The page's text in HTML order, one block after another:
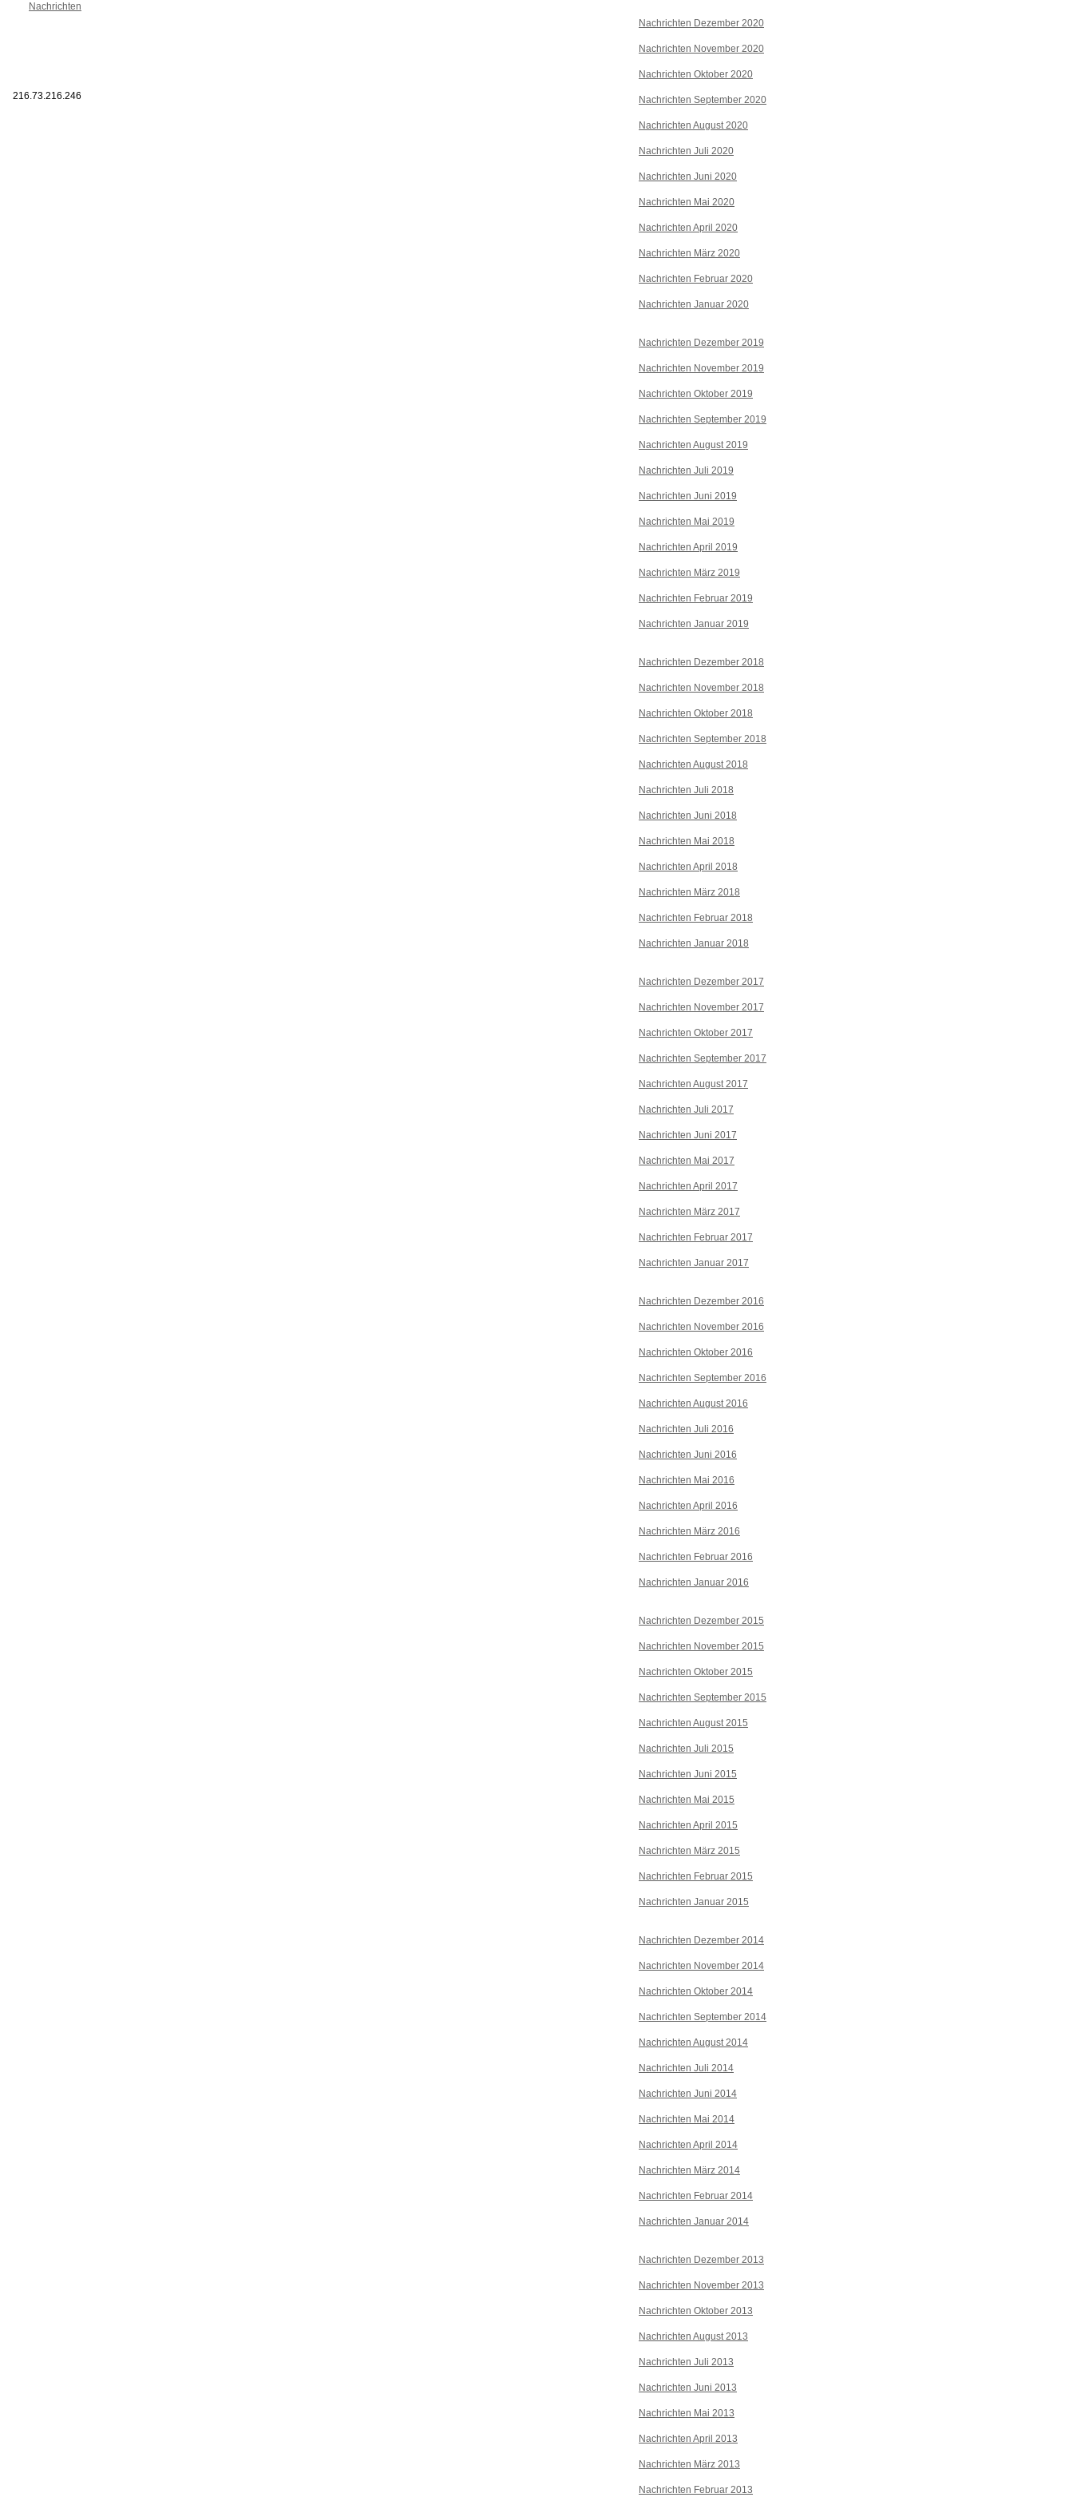
Nachrichten Dezember 2020
Nachrichten November 2020
Nachrichten Oktober 2020
Nachrichten September 2020
Nachrichten August 2020
Nachrichten Juli 2020
Nachrichten Juni 2020
Nachrichten Mai 2020
Nachrichten April 2020
Nachrichten März 2020
Nachrichten Februar 2020
Nachrichten Januar 2020
Nachrichten Dezember 2019
Nachrichten November 2019
Nachrichten Oktober 2019
Nachrichten September 2019
Nachrichten August 2019
Nachrichten Juli 2019
Nachrichten Juni 2019
Nachrichten Mai 2019
Nachrichten April 2019
Nachrichten März 2019
Nachrichten Februar 2019
Nachrichten Januar 2019
Nachrichten Dezember 2018
Nachrichten November 2018
Nachrichten Oktober 2018
Nachrichten September 2018
Nachrichten August 2018
Nachrichten Juli 2018
Nachrichten Juni 2018
Nachrichten Mai 2018
Nachrichten April 2018
Nachrichten März 2018
Nachrichten Februar 2018
Nachrichten Januar 2018
Nachrichten Dezember 2017
Nachrichten November 2017
Nachrichten Oktober 2017
Nachrichten September 2017
Nachrichten August 2017
Nachrichten Juli 2017
Nachrichten Juni 2017
Nachrichten Mai 2017
Nachrichten April 2017
Nachrichten März 2017
Nachrichten Februar 2017
Nachrichten Januar 2017
Nachrichten Dezember 2016
Nachrichten November 2016
Nachrichten Oktober 2016
Nachrichten September 2016
Nachrichten August 2016
Nachrichten Juli 2016
Nachrichten Juni 2016
Nachrichten Mai 2016
Nachrichten April 2016
Nachrichten März 2016
Nachrichten Februar 2016
Nachrichten Januar 2016
Nachrichten Dezember 2015
Nachrichten November 2015
Nachrichten Oktober 2015
Nachrichten September 2015
Nachrichten August 2015
Nachrichten Juli 2015
Nachrichten Juni 2015
Nachrichten Mai 2015
Nachrichten April 2015
Nachrichten März 2015
Nachrichten Februar 2015
Nachrichten Januar 2015
Nachrichten Dezember 2014
Nachrichten November 2014
Nachrichten Oktober 2014
Nachrichten September 2014
Nachrichten August 2014
Nachrichten Juli 2014
Nachrichten Juni 2014
Nachrichten Mai 2014
Nachrichten April 2014
Nachrichten März 2014
Nachrichten Februar 2014
Nachrichten Januar 2014
Nachrichten Dezember 2013
Nachrichten November 2013
Nachrichten Oktober 2013
Nachrichten August 2013
Nachrichten Juli 2013
Nachrichten Juni 2013
Nachrichten Mai 2013
Nachrichten April 2013
Nachrichten März 2013
Nachrichten Februar 2013
Nachrichten
216.73.216.246